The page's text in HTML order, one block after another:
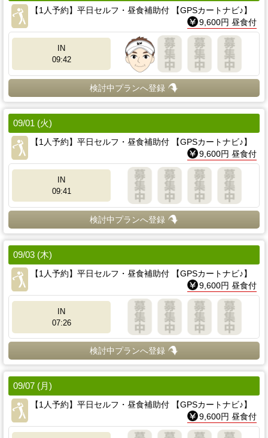
【1人予約】平日セルフ・昼食補助付 【GPSカートナビ♪】
9,600円 昼食付
IN
09:42
検討中プランへ登録
09/01 (火)
【1人予約】平日セルフ・昼食補助付 【GPSカートナビ♪】
9,600円 昼食付
IN
09:41
検討中プランへ登録
09/03 (木)
【1人予約】平日セルフ・昼食補助付 【GPSカートナビ♪】
9,600円 昼食付
IN
07:26
検討中プランへ登録
09/07 (月)
【1人予約】平日セルフ・昼食補助付 【GPSカートナビ♪】
9,600円 昼食付